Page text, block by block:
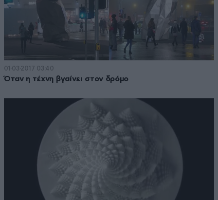
01·03·2017 03:40
Όταν η τέχνη βγαίνει στον δρόμο